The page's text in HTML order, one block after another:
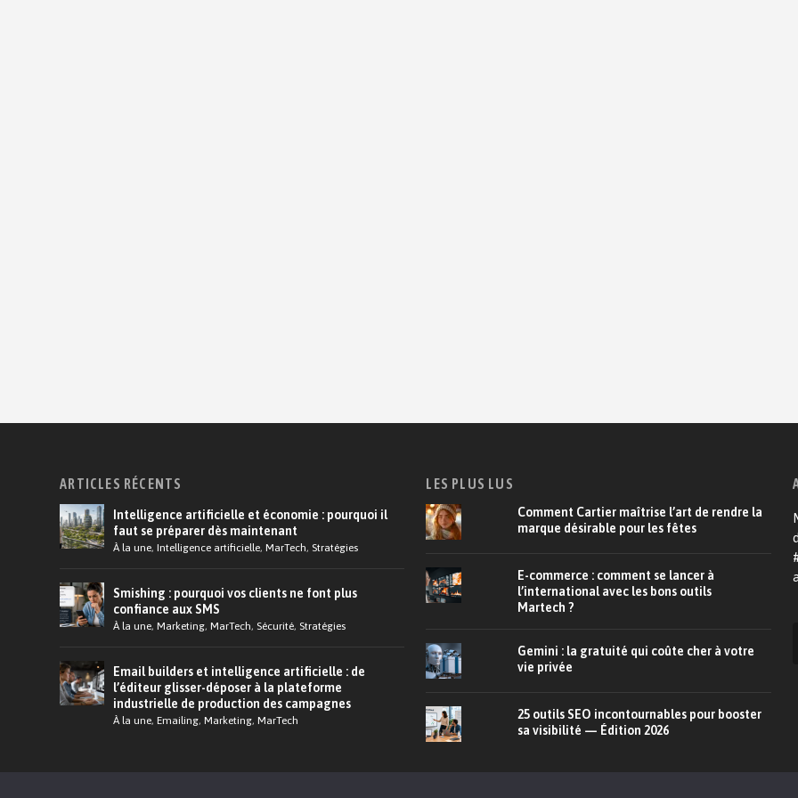
ARTICLES RÉCENTS
Intelligence artificielle et économie : pourquoi il
faut se préparer dès maintenant
À la une,Intelligence artificielle,MarTech, Stratégies
Smishing : pourquoi vos clients ne font plus
confiance aux SMS
À la une,Marketing,MarTech, Sécurité, Stratégies
Email builders et intelligence artificielle : de
l’éditeur glisser-déposer à la plateforme
industrielle de production des campagnes
À la une,Emailing,Marketing,MarTech
LES PLUS LUS
Comment Cartier maîtrise l’art de rendre la
marque désirable pour les fêtes
E-commerce : comment se lancer à
l’international avec les bons outils
Martech ?
Gemini : la gratuité qui coûte cher à votre
vie privée
25 outils SEO incontournables pour booster
sa visibilité — Édition 2026